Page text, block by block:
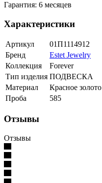
Гарантия: 6 месяцев
Характеристики
Артикул
01П1114912
Бренд
Estet Jewelry
Коллекция
Forever
Тип изделия ПОДВЕСКА
Материал
Красное золото
Проба
585
Отзывы
Отзывы